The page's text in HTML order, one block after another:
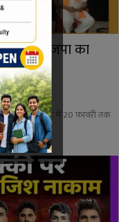
पर भाजपा का
ने रतलाम में 20 फरवरी तक